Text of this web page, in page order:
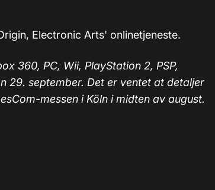
Electronic Arts' onlinetjeneste.
360, PC, Wii, PlayStation 2, PSP,
29. september. Det er ventet at detaljer
messen i Köln i midten av august.